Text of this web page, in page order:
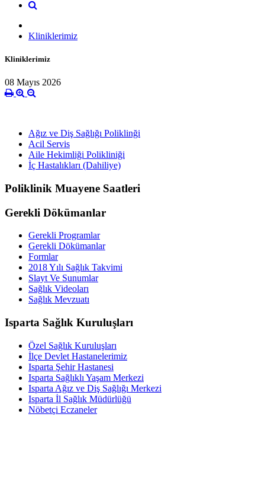
Kliniklerimiz
Kliniklerimiz
08 Mayıs 2026
Ağız ve Diş Sağlığı Poliklinği
Acil Servis
Aile Hekimliği Polikliniği
İç Hastalıkları (Dahiliye)
Poliklinik Muayene Saatleri
Gerekli Dökümanlar
Gerekli Programlar
Gerekli Dökümanlar
Formlar
2018 Yılı Sağlık Takvimi
Slayt Ve Sunumlar
Sağlık Videoları
Sağlık Mevzuatı
Isparta Sağlık Kuruluşları
Özel Sağlık Kuruluşları
İlçe Devlet Hastanelerimiz
Isparta Şehir Hastanesi
Isparta Sağlıklı Yaşam Merkezi
Isparta Ağız ve Diş Sağlığı Merkezi
Isparta İl Sağlık Müdürlüğü
Nöbetçi Eczaneler